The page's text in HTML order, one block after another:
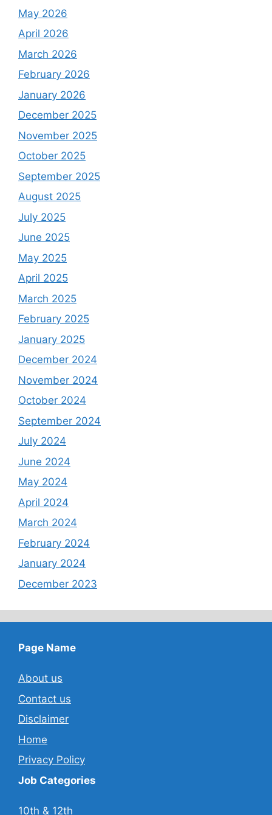
May 2026
April 2026
March 2026
February 2026
January 2026
December 2025
November 2025
October 2025
September 2025
August 2025
July 2025
June 2025
May 2025
April 2025
March 2025
February 2025
January 2025
December 2024
November 2024
October 2024
September 2024
July 2024
June 2024
May 2024
April 2024
March 2024
February 2024
January 2024
December 2023
Page Name
About us
Contact us
Disclaimer
Home
Privacy Policy
Job Categories
10th & 12th